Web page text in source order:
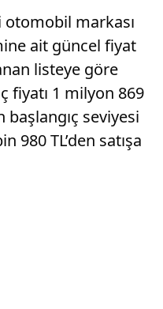
otomobil markası
ait güncel fiyat
listeye göre
fiyatı 1 milyon 869
başlangıç seviyesi
980 TL’den satışa